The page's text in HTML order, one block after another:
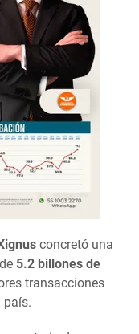
concretó una
5.2 billones de
transacciones
país.